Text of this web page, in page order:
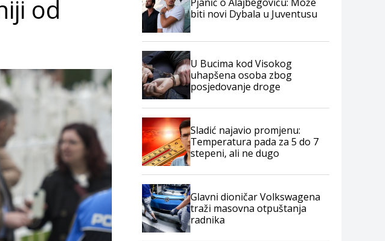
od
biti novi Dybala u Juventusu
U Bucima kod Visokog
uhapšena osoba zbog
posjedovanje droge
Sladić najavio promjenu:
Temperatura pada za 5 do 7
stepeni, ali ne dugo
Glavni dioničar Volkswagena
traži masovna otpuštanja
radnika